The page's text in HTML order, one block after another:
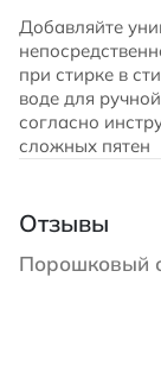
Добавляйте
при стирке в
воде для
согласно
сложных пятен
Отзывы
Порошковый